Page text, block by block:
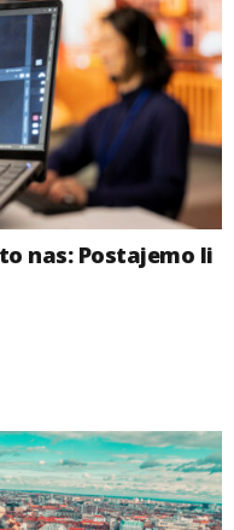
nas: Postajemo li